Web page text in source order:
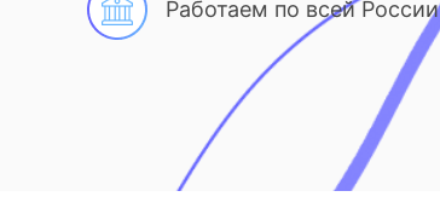
Работаем по всей России